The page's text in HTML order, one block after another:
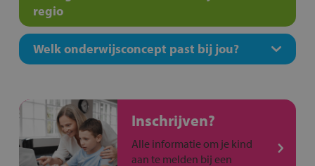
regio
Welk onderwijsconcept past bij jou?
Inschrijven?
Alle informatie om je kind
aan te melden bij een